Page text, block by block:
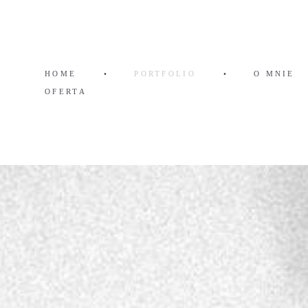
HOME • PORTFOLIO • O MNIE
OFERTA